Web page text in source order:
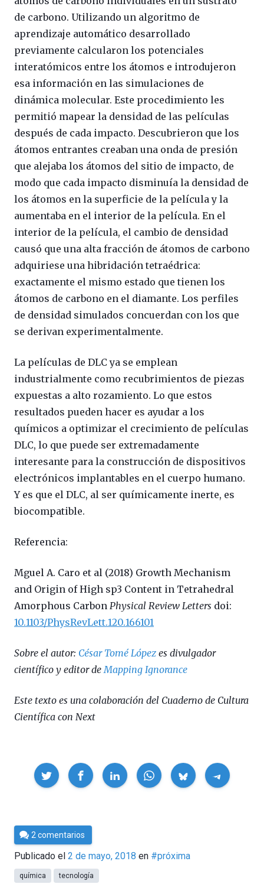
de carbono. Utilizando un algoritmo de
aprendizaje automático desarrollado
previamente calcularon los potenciales
interatómicos entre los átomos e introdujeron
esa información en las simulaciones de
dinámica molecular. Este procedimiento les
permitió mapear la densidad de las películas
después de cada impacto. Descubrieron que los
átomos entrantes creaban una onda de presión
que alejaba los átomos del sitio de impacto, de
modo que cada impacto disminuía la densidad de
los átomos en la superficie de la película y la
aumentaba en el interior de la película. En el
interior de la película, el cambio de densidad
causó que una alta fracción de átomos de carbono
adquiriese una hibridación tetraédrica:
exactamente el mismo estado que tienen los
átomos de carbono en el diamante. Los perfiles
de densidad simulados concuerdan con los que
se derivan experimentalmente.
La películas de DLC ya se emplean
industrialmente como recubrimientos de piezas
expuestas a alto rozamiento. Lo que estos
resultados pueden hacer es ayudar a los
químicos a optimizar el crecimiento de películas
DLC, lo que puede ser extremadamente
interesante para la construcción de dispositivos
electrónicos implantables en el cuerpo humano.
Y es que el DLC, al ser químicamente inerte, es
biocompatible.
Referencia:
Mguel A. Caro et al (2018) Growth Mechanism
and Origin of High sp3 Content in Tetrahedral
Amorphous Carbon Physical Review Letters doi:
10.1103/PhysRevLett.120.166101
Sobre el autor: César Tomé López es divulgador
científico y editor deMapping Ignorance
Este texto es una colaboración del Cuaderno de Cultura
Científica con Next
Compartir
Por
César
Tomé
2 comentarios
Publicado el 2 de mayo, 2018 en #próxima
química tecnología